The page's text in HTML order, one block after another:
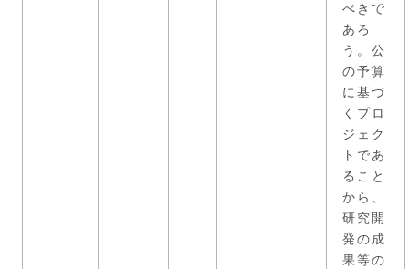
べきで
あろ
う。公
の予算
に基づ
くプロ
ジェク
トであ
ること
から、
研究開
発の成
果等の